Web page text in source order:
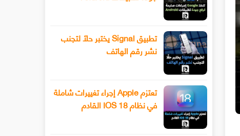
تطبيق Signal يختبر حلًا لتجنب
نشر رقم الهاتف
تعتزم Apple إجراء تغييرات شاملة
في نظام IOS 18 القادم